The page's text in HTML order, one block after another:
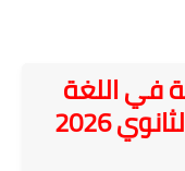
في اللغة
الإنجليزية للصف الثالث الثانوي 2026